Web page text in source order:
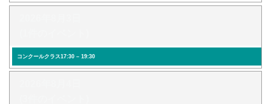
コンクールクラス17:30 – 19:30